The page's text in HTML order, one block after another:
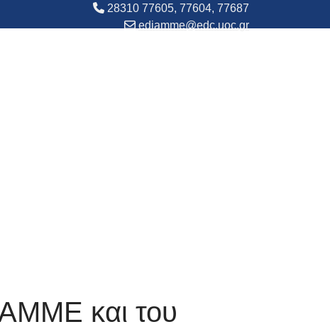
28310 77605, 77604, 77687
ediamme@edc.uoc.gr
και του